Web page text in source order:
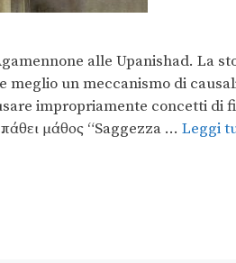
alle Upanishad. La
meglio un meccanismo di
impropriamente concetti di
μάθος “Saggezza … Leggi